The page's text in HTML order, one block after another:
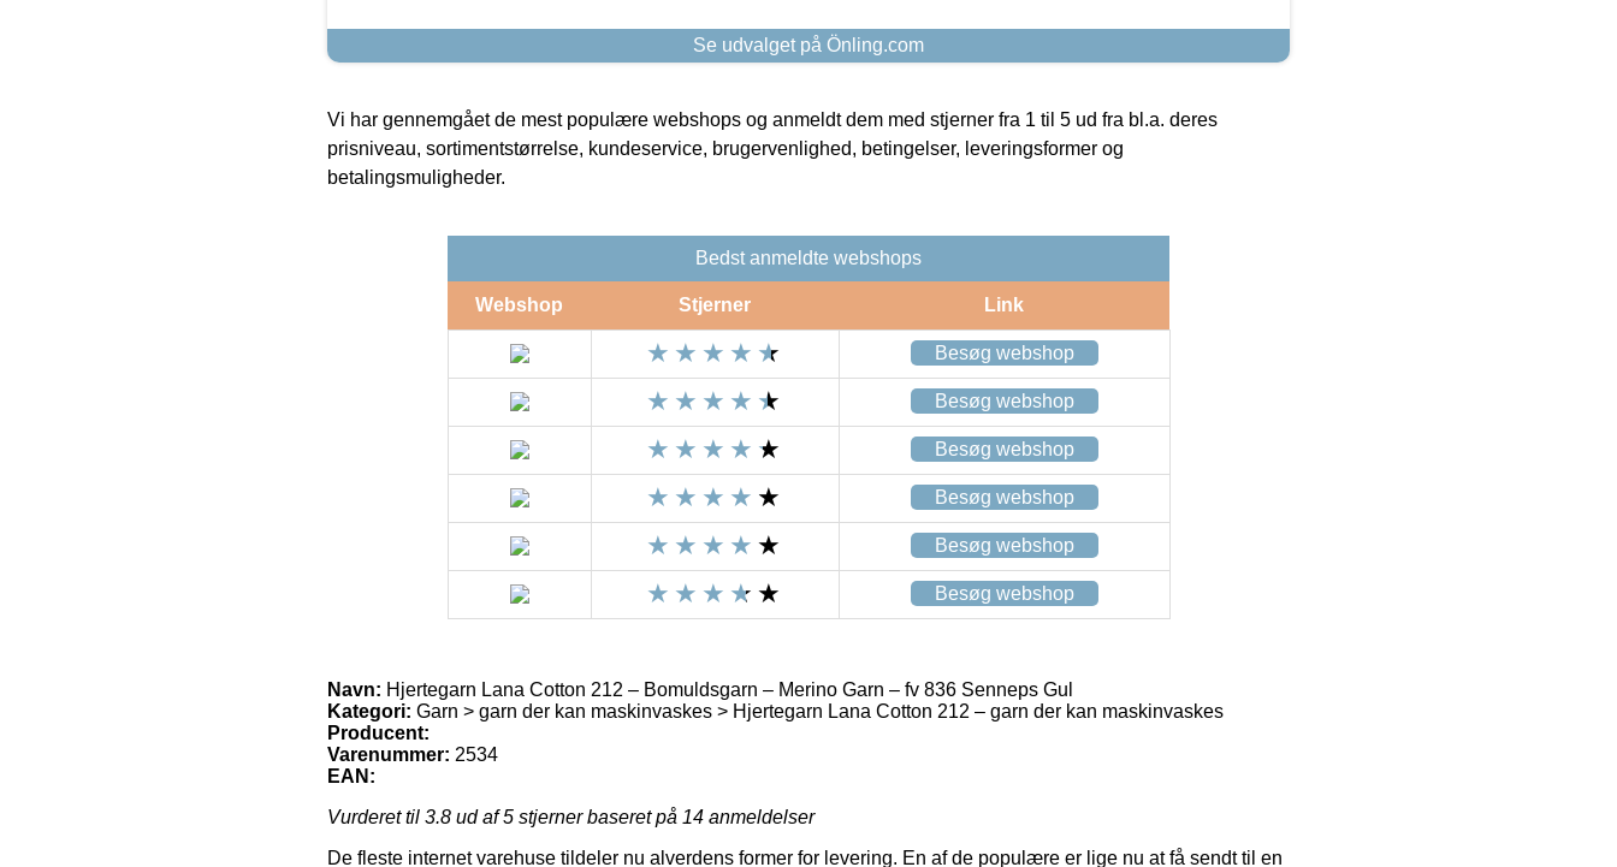
Se udvalget på Önling.com
Vi har gennemgået de mest populære webshops og anmeldt dem med stjerner fra 1 til 5 ud fra bl.a. deres
prisniveau, sortimentstørrelse, kundeservice, brugervenlighed, betingelser, leveringsformer og
betalingsmuligheder.
Bedst anmeldte webshops
Webshop Stjerner Link
Besøg webshop
Besøg webshop
Besøg webshop
Besøg webshop
Besøg webshop
Besøg webshop
Navn: Hjertegarn Lana Cotton 212 – Bomuldsgarn – Merino Garn – fv 836 Senneps Gul
Kategori: Garn > garn der kan maskinvaskes > Hjertegarn Lana Cotton 212 – garn der kan maskinvaskes
Producent:
Varenummer: 2534
EAN:
Vurderet til 3.8 ud af 5 stjerner baseret på 14 anmeldelser
De fleste internet varehuse tildeler nu alverdens former for levering. En af de populære er lige nu at få sendt til en